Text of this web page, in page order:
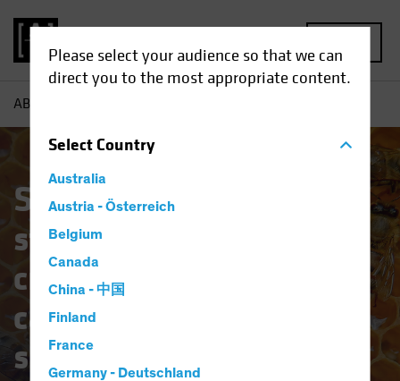
Please select your audience so that we can
direct you to the most appropriate content.
SelectCountry
Australia
Austria - Österreich
Belgium
Canada
China - 中国
Finland
France
Germany - Deutschland
AB
Scoprire le imprese
strutturalmente in
crescita grazie a
caratteristiche
specifiche